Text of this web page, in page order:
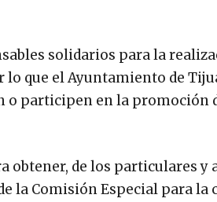
solidarios para la
lo que el Ayuntamiento de
o participen en la promoción
obtener, de los particulares y
la Comisión Especial para la